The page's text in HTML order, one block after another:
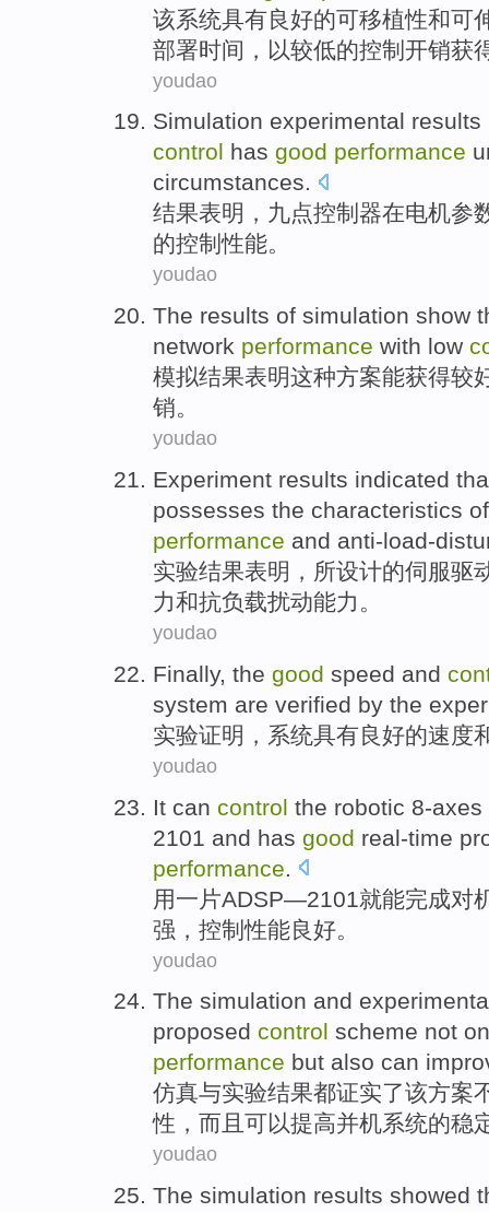
该系统具有良好的可移植性和可
部署时间 ， 以较低的控制开销获
youdao
Simulation experimental results
control has good performance
circumstances.
结果表明 ， 九点控制器在电机参
的控制性能。
youdao
The results of simulation show
network performance with low
模拟结果表明这种方案能获得较
销。
youdao
Experiment results indicated
possesses the characteristics of
performance and anti-load-
实验结果表明 ，所设计的伺服驱
力和抗负载扰动能力 。
youdao
Finally, the good speed and
system are verified by the
实验证明 ， 系统具有良好的速度
youdao
It can control the robotic 8-axes
2101 and has good real-time
performance
用一 片ADSP—2101 就能完成对
强， 控制性能良好。
youdao
The simulation and
proposed control scheme not
performance but also can
仿真与实验结果都证实了该方案
性 ， 而且 可以提高并机系统的稳
youdao
The simulation results showed